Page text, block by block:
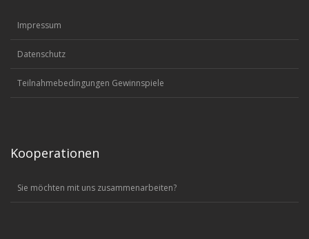
Impressum
Datenschutz
Teilnahmebedingungen Gewinnspiele
Kooperationen
Sie möchten mit uns zusammenarbeiten?